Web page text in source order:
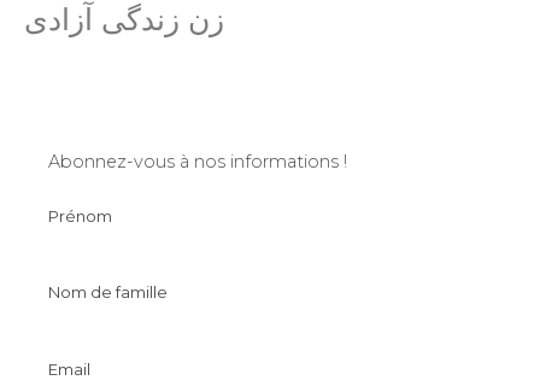
زن زندگی آزادی
Abonnez-vous à nos informations !
Prénom
Nom de famille
Email